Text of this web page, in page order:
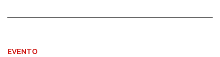
EVENTO